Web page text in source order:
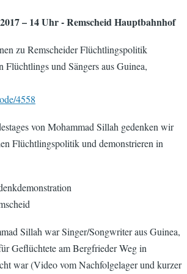
– 14 Uhr - Remscheid Hauptbahnhof
zu Remscheider Flüchtlingspolitik
Flüchtlings und Sängers aus Guinea,
4558
von Mohammad Sillah gedenken wir
Flüchtlingspolitik und demonstrieren in
Sillah war Singer/Songwriter aus Guinea,
Geflüchtete am Bergfrieder Weg in
war (Video vom Nachfolgelager und kurzer